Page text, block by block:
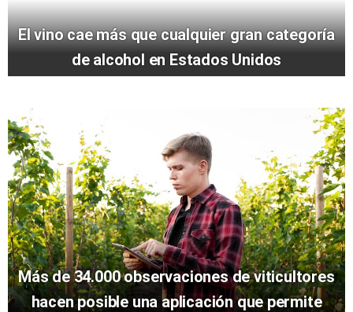
El vino cae más que cualquier gran categoría
de alcohol en Estados Unidos
Más de 34.000 observaciones de viticultores
hacen posible una aplicación que permite